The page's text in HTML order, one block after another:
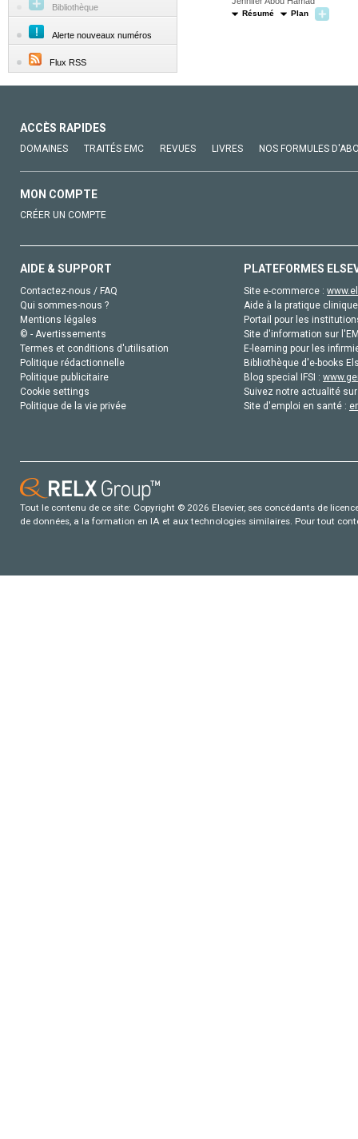
Bibliothèque
Alerte nouveaux numéros
Flux RSS
Résumé Plan
ACCÈS RAPIDES
DOMAINES TRAITÉS EMC REVUES LIVRES NOS FORMULES
MON COMPTE
CRÉER UN COMPTE
AIDE & SUPPORT
Contactez-nous / FAQ
Qui sommes-nous ?
Mentions légales
© - Avertissements
Termes et conditions d'utilisation
Politique rédactionnelle
Politique publicitaire
Cookie settings
Politique de la vie privée
PLATEFORMES
Site e-commerce :
Aide à la pratique
Portail pour les
Site d'information sur
E-learning pour les
Bibliothèque d'e-books
Blog special IFSI :
Suivez notre actualité
Site d'emploi en santé :
Tout le contenu de ce site: Copyright © 2026 Elsevier, ses concédants de
de données, a la formation en IA et aux technologies similaires. Pour tout